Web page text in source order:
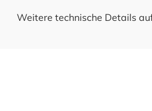
Weitere technische Details